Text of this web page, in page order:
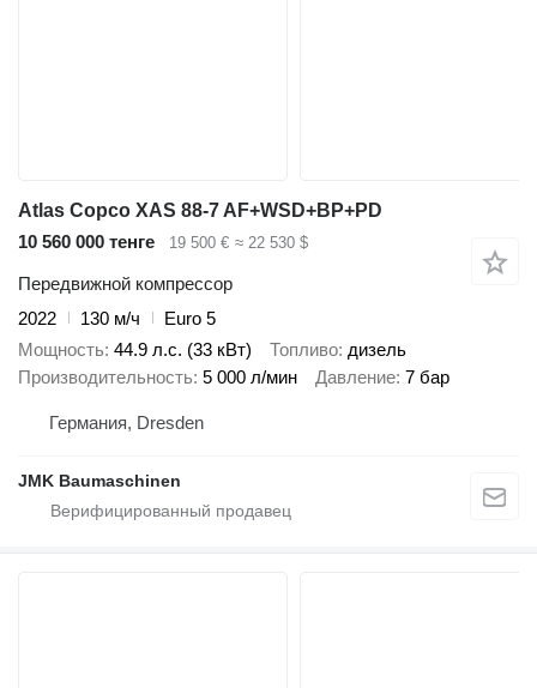
Atlas Copco XAS 88-7 AF+WSD+BP+PD
10 560 000 тенге
19 500 € ≈ 22 530 $
Передвижной компрессор
2022
130 м/ч
Euro 5
Мощность 44.9 л.с. (33 кВт) Топливо дизель
Производительность 5 000 л/мин Давление 7 бар
Германия, Dresden
JMK Baumaschinen